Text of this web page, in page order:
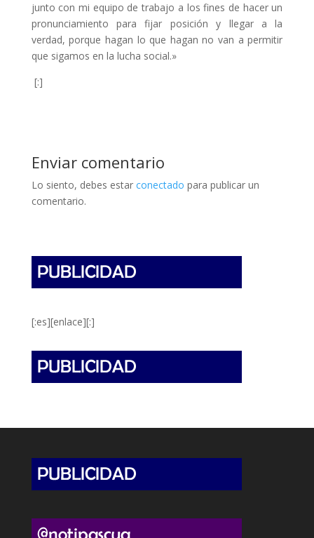
junto con mi equipo de trabajo a los fines de hacer un
pronunciamiento para fijar posición y llegar a la
verdad, porque hagan lo que hagan no van a permitir
que sigamos en la lucha social.»
[:]
Enviar comentario
Lo siento, debes estar conectado para publicar un
comentario.
[:es][enlace][:]